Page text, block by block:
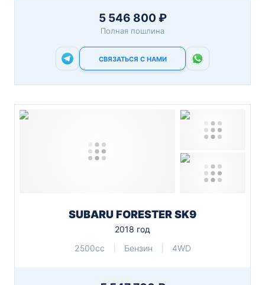
5 546 800 ₽
Полная пошлина
СВЯЗАТЬСЯ С НАМИ
SUBARU FORESTER SK9
2018 год
2500cc
Бензин 4WD